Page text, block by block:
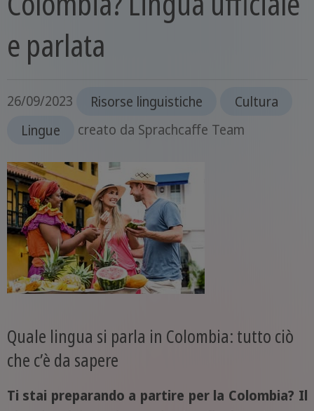
e parlata
26/09/2023 Risorse linguistiche
Cultura
Lingue
creato da Sprachcaffe Team
Quale lingua si parla in Colombia: tutto ciò
che c’è da sapere
Ti stai preparando a partire per la Colombia? Il